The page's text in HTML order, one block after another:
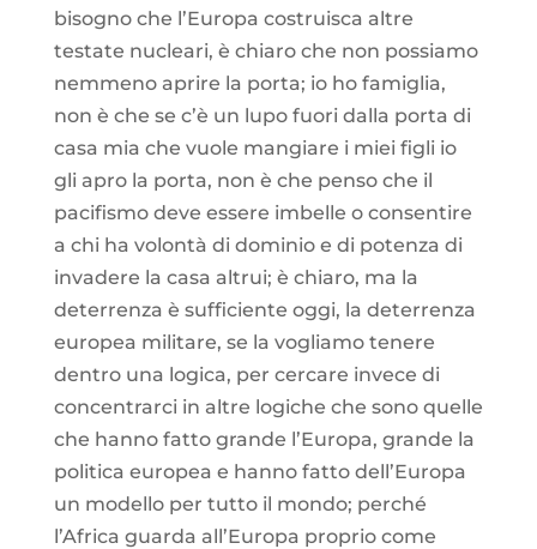
bisogno che l’Europa costruisca altre
testate nucleari, è chiaro che non possiamo
nemmeno aprire la porta; io ho famiglia,
non è che se c’è un lupo fuori dalla porta di
casa mia che vuole mangiare i miei figli io
gli apro la porta, non è che penso che il
pacifismo deve essere imbelle o consentire
a chi ha volontà di dominio e di potenza di
invadere la casa altrui; è chiaro, ma la
deterrenza è sufficiente oggi, la deterrenza
europea militare, se la vogliamo tenere
dentro una logica, per cercare invece di
concentrarci in altre logiche che sono quelle
che hanno fatto grande l’Europa, grande la
politica europea e hanno fatto dell’Europa
un modello per tutto il mondo; perché
l’Africa guarda all’Europa proprio come